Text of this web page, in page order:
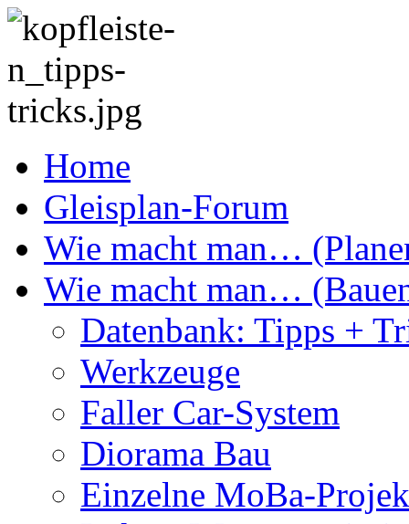
Home
Gleisplan-Forum
Wie macht man…
Wie macht man…
Datenbank: Tipps +
Werkzeuge
Faller Car-System
Diorama Bau
Einzelne MoBa-